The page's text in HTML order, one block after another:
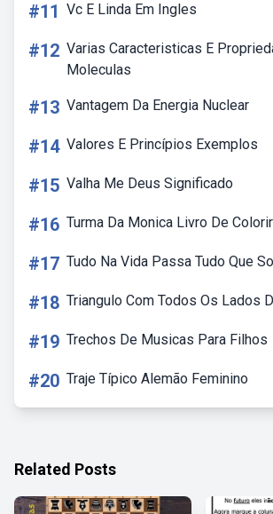
#11 Vc E Linda Em Ingles
#12 Varias Caracteristicas E
Moleculas
#13 Vantagem Da Energia Nuclear
#14 Valores E Princípios Exemplos
#15 Valha Me Deus Significado
#16 Turma Da Monica Livro De Colorir
#17 Tudo Na Vida Passa Tudo Que
#18 Triangulo Com Todos Os Lados
#19 Trechos De Musicas Para Filhos
#20 Traje Típico Alemão Feminino
Related Posts